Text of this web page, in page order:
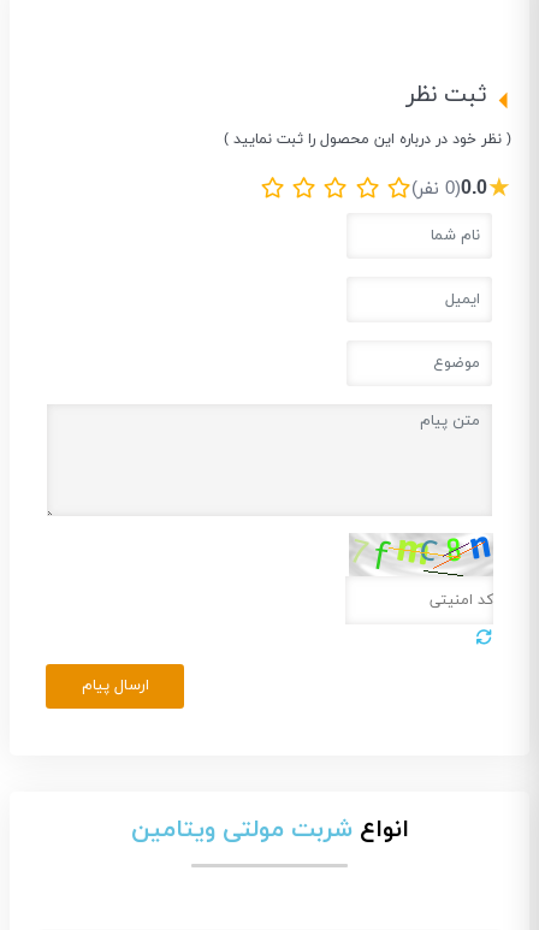
ثبت نظر
( نظر خود در درباره این محصول را ثبت نمایید )
★
0.0(0 نفر)
ارسال پیام
انواعشربت مولتی ویتامین